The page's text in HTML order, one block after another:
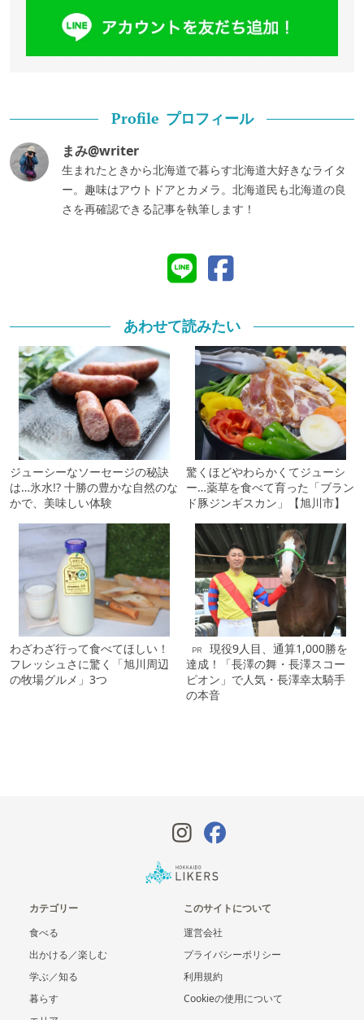
Profile プロフィール
まみ@writer
生まれたときから北海道で暮らす北海道大好きなライタ
ー。趣味はアウトドアとカメラ。北海道民も北海道の良
さを再確認できる記事を執筆します！
あわせて読みたい
ジューシーなソーセージの秘訣
は…氷水!? 十勝の豊かな自然のな
かで、美味しい体験
驚くほどやわらかくてジューシ
ー…薬草を食べて育った「ブラン
ド豚ジンギスカン」【旭川市】
わざわざ行って食べてほしい！
フレッシュさに驚く「旭川周辺
の牧場グルメ」3つ
PR
現役9人目、通算1,000勝を
達成！「長澤の舞・長澤スコー
ピオン」で人気・長澤幸太騎手
の本音
カテゴリー
食べる
出かける／楽しむ
学ぶ／知る
暮らす
このサイトについて
運営会社
プライバシーポリシー
利用規約
Cookieの使用について